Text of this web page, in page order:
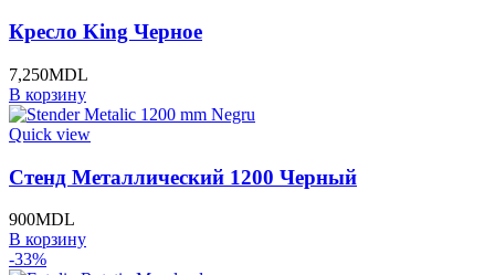
Кресло King Черное
7,250MDL
В корзину
Quick view
Стенд Металлический 1200 Черный
900MDL
В корзину
-33%